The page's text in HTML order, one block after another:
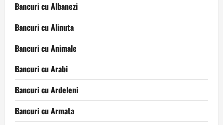
Bancuri cu Albanezi
Bancuri cu Alinuta
Bancuri cu Animale
Bancuri cu Arabi
Bancuri cu Ardeleni
Bancuri cu Armata